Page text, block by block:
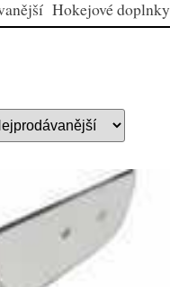
Hokejové doplnky